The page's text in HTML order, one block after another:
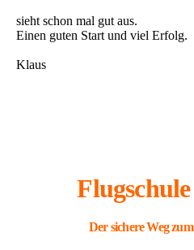
sieht schon mal gut aus.
Einen guten Start und viel Erfolg.
Klaus
Der sichere Weg